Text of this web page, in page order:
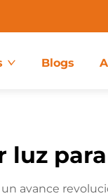
Blogs
luz
avance